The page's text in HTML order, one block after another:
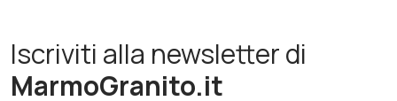
Iscriviti alla newsletter di
MarmoGranito.it